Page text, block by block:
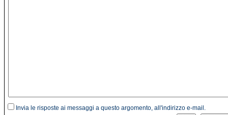
Invia le risposte ai messaggi a questo argomento, all'indirizzo e-mail.